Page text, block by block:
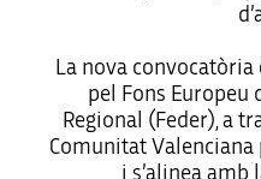
La nova
pel Fons Europeu
Regional (Feder), a
Comunitat Valenciana
i s’alinea amb